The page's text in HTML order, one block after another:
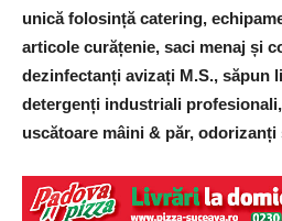
unică folosință catering,
articole curățenie, saci menaj și
dezinfectanți avizați M.S., săpun
detergenți industriali
uscătoare mâini & păr,